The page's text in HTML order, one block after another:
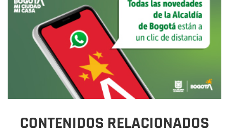
CONTENIDOS RELACIONADOS